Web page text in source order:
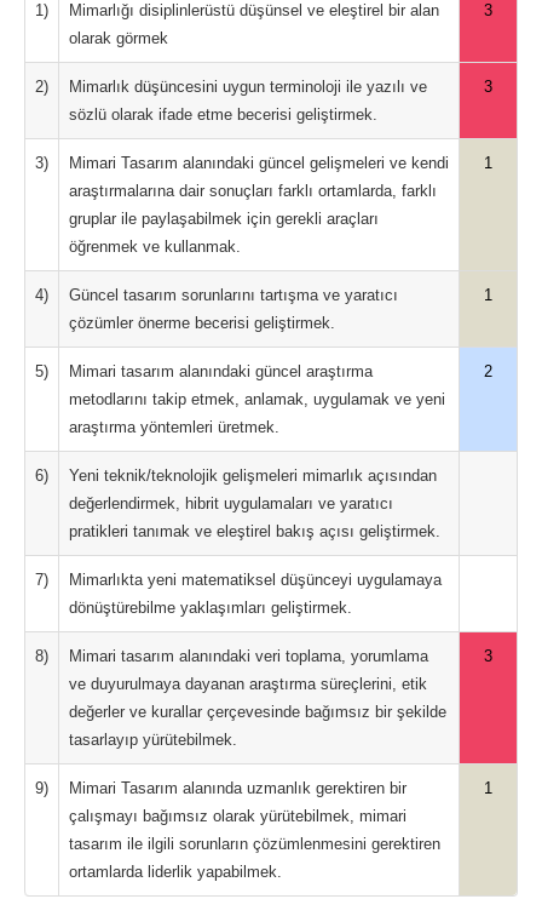
1)
Mimarlığı disiplinlerüstü düşünsel ve eleştirel bir alan
olarak görmek
3
2)
Mimarlık düşüncesini uygun terminoloji ile yazılı ve
sözlü olarak ifade etme becerisi geliştirmek.
3
3)
Mimari Tasarım alanındaki güncel gelişmeleri ve kendi
araştırmalarına dair sonuçları farklı ortamlarda, farklı
gruplar ile paylaşabilmek için gerekli araçları
öğrenmek ve kullanmak.
1
4)
Güncel tasarım sorunlarını tartışma ve yaratıcı
çözümler önerme becerisi geliştirmek.
1
5)
Mimari tasarım alanındaki güncel araştırma
metodlarını takip etmek, anlamak, uygulamak ve yeni
araştırma yöntemleri üretmek.
2
6)
Yeni teknik/teknolojik gelişmeleri mimarlık açısından
değerlendirmek, hibrit uygulamaları ve yaratıcı
pratikleri tanımak ve eleştirel bakış açısı geliştirmek.
7)
Mimarlıkta yeni matematiksel düşünceyi uygulamaya
dönüştürebilme yaklaşımları geliştirmek.
8)
Mimari tasarım alanındaki veri toplama, yorumlama
ve duyurulmaya dayanan araştırma süreçlerini, etik
değerler ve kurallar çerçevesinde bağımsız bir şekilde
tasarlayıp yürütebilmek.
3
9)
Mimari Tasarım alanında uzmanlık gerektiren bir
çalışmayı bağımsız olarak yürütebilmek, mimari
tasarım ile ilgili sorunların çözümlenmesini gerektiren
ortamlarda liderlik yapabilmek.
1